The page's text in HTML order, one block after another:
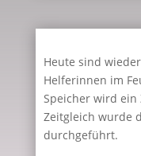
Heute sind
Helferinnen im
Speicher wird ein
Zeitgleich wurde
durchgeführt.